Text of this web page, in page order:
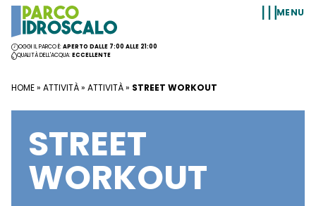
Vai al contenuto
OGGI IL PARCO È:APERTO DALLE 7:00 ALLE 21:00
QUALITÀ DELL'ACQUA:ECCELLENTE
MENU
HOME» ATTIVITÀ» ATTIVITÀ» STREET WORKOUT
STREET
WORKOUT